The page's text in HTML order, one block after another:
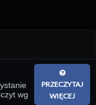
·
wg
PRZECZYTAJ
WIĘCEJ